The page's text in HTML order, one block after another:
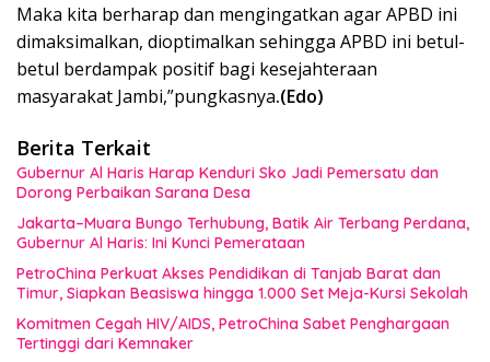
Maka kita berharap dan mengingatkan agar APBD ini
dimaksimalkan, dioptimalkan sehingga APBD ini betul-
betul berdampak positif bagi kesejahteraan
masyarakat Jambi,”pungkasnya.(Edo)
Berita Terkait
Gubernur Al Haris Harap Kenduri Sko Jadi Pemersatu dan
Dorong Perbaikan Sarana Desa
Jakarta–Muara Bungo Terhubung, Batik Air Terbang Perdana,
Gubernur Al Haris: Ini Kunci Pemerataan
PetroChina Perkuat Akses Pendidikan di Tanjab Barat dan
Timur, Siapkan Beasiswa hingga 1.000 Set Meja-Kursi Sekolah
Komitmen Cegah HIV/AIDS, PetroChina Sabet Penghargaan
Tertinggi dari Kemnaker